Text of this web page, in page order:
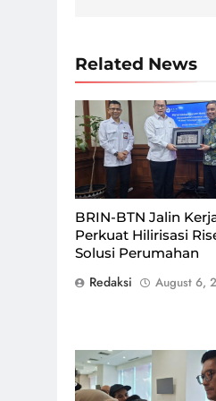
Related News
BRIN dan BTN jalin
perkuat hilirisasi riset
perumahan, Kamis (6/
Jakarta/Foto : Dok.
Octavia)
BRIN-BTN Jalin
Perkuat Hilirisasi
Solusi Perumahan
Redaksi August 6,
Direktur Jenderal
Dalam Negeri